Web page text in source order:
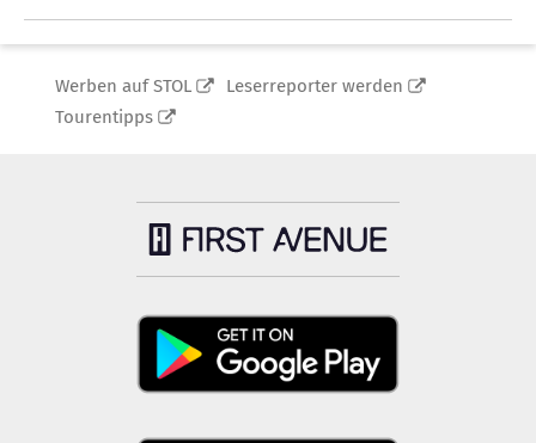
Werben auf STOL
Leserreporter werden
Tourentipps